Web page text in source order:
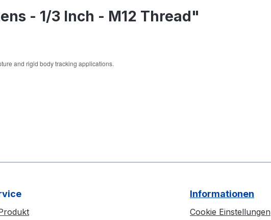
- 1/3 Inch - M12 Thread"
and rigid body tracking applications.
Informationen
Cookie Einstellungen